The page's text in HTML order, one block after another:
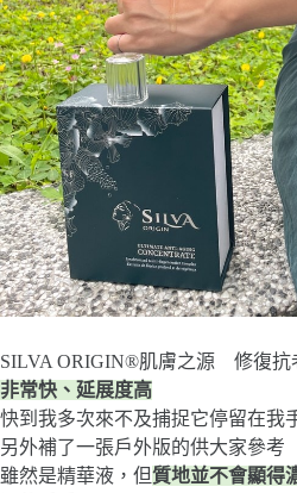
SILVA ORIGIN®肌膚之源 修復抗
非常快、延展度高
快到我多次來不及捕捉它停留在我
另外補了一張戶外版的供大家參考
雖然是精華液，但質地並不會顯得